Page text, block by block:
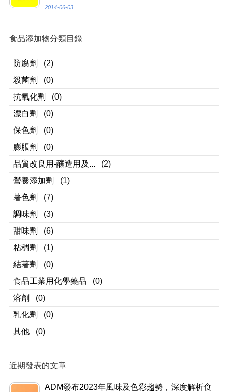
2014-06-03
食品添加物分類目錄
防腐劑
(2)
殺菌劑
(0)
抗氧化劑
(0)
漂白劑
(0)
保色劑
(0)
膨脹劑
(0)
品質改良用-釀造用及...
(2)
營養添加劑
(1)
著色劑
(7)
調味劑
(3)
甜味劑
(6)
粘稠劑
(1)
結著劑
(0)
食品工業用化學藥品
(0)
溶劑
(0)
乳化劑
(0)
其他
(0)
近期發表的文章
ADM發布2023年風味及色彩趨勢，深度解析食